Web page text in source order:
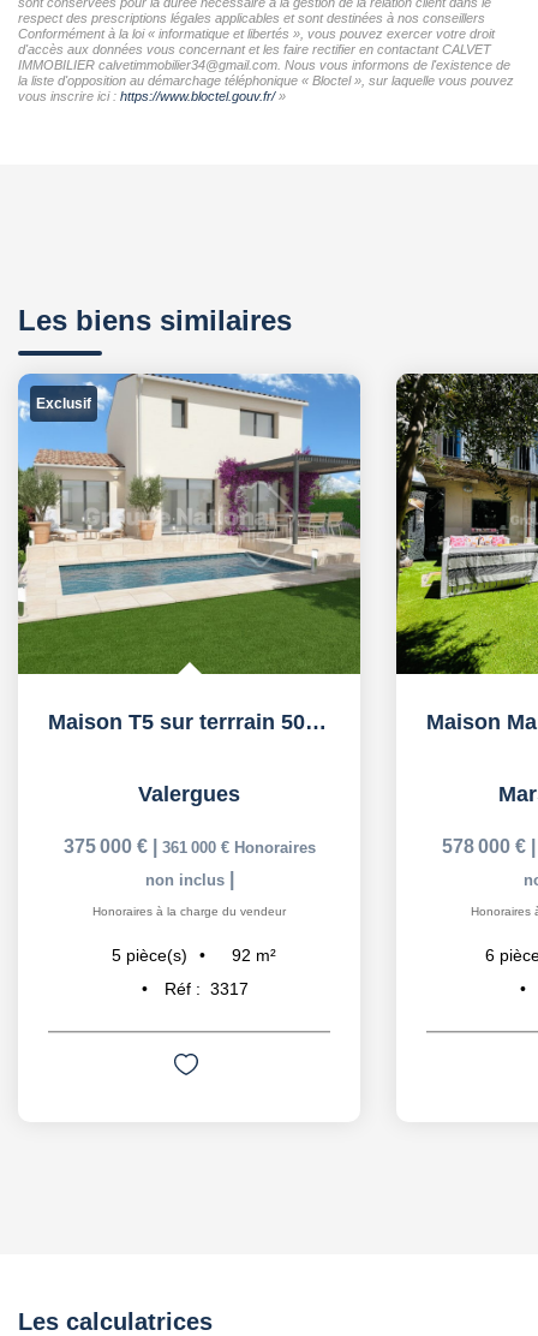
respect des prescriptions légales applicables et sont destinées à nos conseillers
Conformément à la loi « informatique et libertés », vous pouvez exercer votre droit
d'accès aux données vous concernant et les faire rectifier en contactant CALVET
IMMOBILIER calvetimmobilier34@gmail.com. Nous vous informons de l'existence de
la liste d'opposition au démarchage téléphonique « Bloctel », sur laquelle vous pouvez
vous inscrire ici : https://www.bloctel.gouv.fr/»
Les biens similaires
Exclusif
Maison T5 sur terrrain 504m2 VALERGUES
Valergues
375 000 € 361 000 € Honoraires
non inclus
Honoraires à la charge du vendeur
5 pièce(s) 92 m²
Réf : 3317
578 000 €
Honoraires
6
Les calculatrices